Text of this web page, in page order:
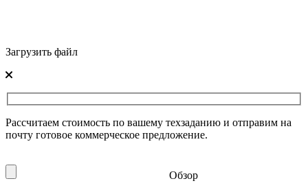
Загрузить файл
Рассчитаем стоимость по вашему техзаданию и отправим на
почту готовое коммерческое предложение.
Обзор